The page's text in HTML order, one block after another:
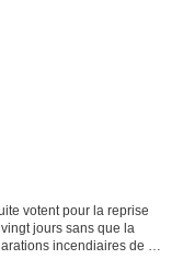
votent pour la reprise
jours sans que la
incendiaires de M.